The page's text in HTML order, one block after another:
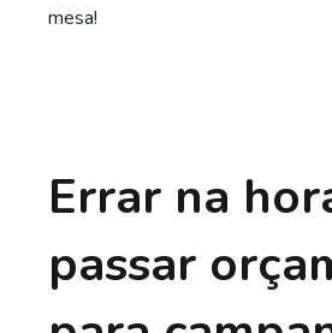
mesa!
Errar na
passar